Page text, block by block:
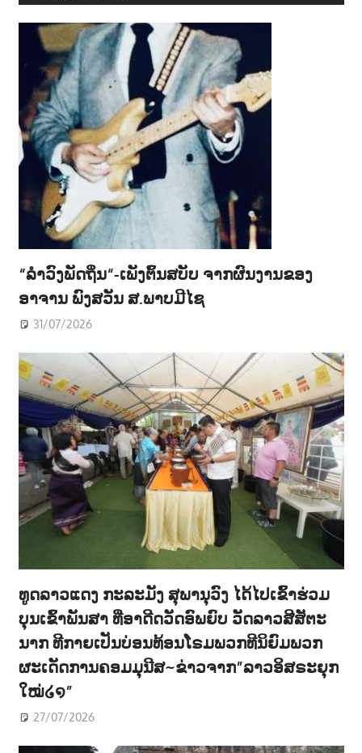
“ລຳວົງພັດຖິ່ນ“-ເພັງຕົ້ນສບັບ ຈາກຜົນງານຂອງ
ອາຈານ ພົງສວັນ ສ.ພາບມີໄຊ
31/07/2026
ທູດລາວແດງ ກະລະມັງ ສຸພານຸວົງ ໄດ້ໄປເຂົ້າຮ່ວມ
ບຸນເຂົ້າພັນສາ ທີ່ອາດີດວັດອົພຍົບ ວັດລາວສີສັຕະ
ນາກ ທີກາຍເປັນບ່ອນທ້ອນໂຣມພວກທີນິຍົມພວກ
ຜະເດັດການຄອມມຸນີສ~ຂ່າວຈາກ”ລາວອິສຣະຍຸກ
ໃໝ່໒໑”
27/07/2026